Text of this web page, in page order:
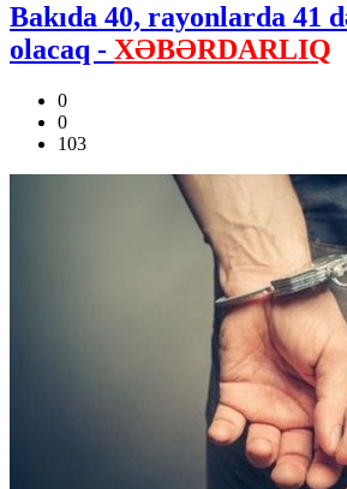
Bakıda 40, rayonlarda 41
olacaq - XƏBƏRDARLIQ
0
0
103